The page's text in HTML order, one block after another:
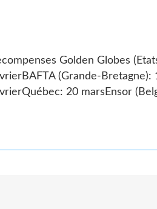
Golden Globes
(Grande-Bretagne):
20 marsEnsor